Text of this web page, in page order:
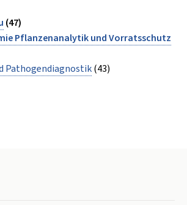
(47)
Pflanzenanalytik und Vorratsschutz
Pathogendiagnostik(43)